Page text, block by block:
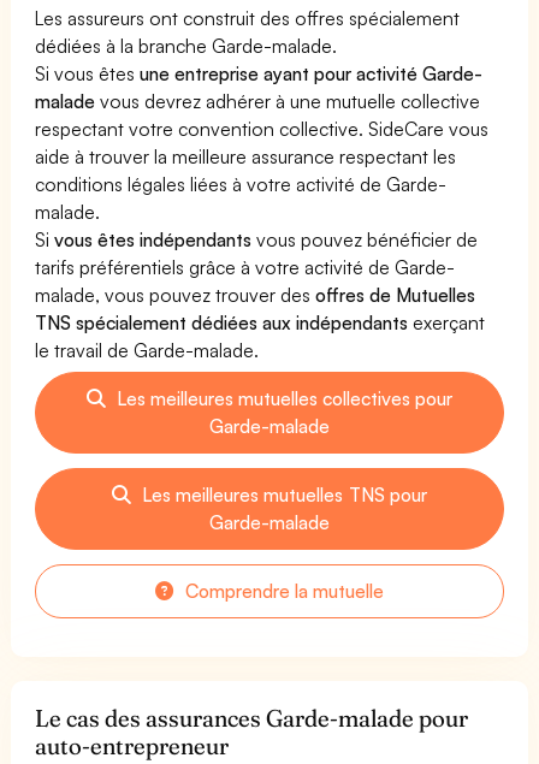
Les assureurs ont construit des offres spécialement
dédiées à la branche Garde-malade.
Si vous êtesune entreprise ayant pour activité Garde-
malade vous devrez adhérer à une mutuelle collective
respectant votre convention collective. SideCare vous
aide à trouver la meilleure assurance respectant les
conditions légales liées à votre activité de Garde-
malade.
Sivous êtes indépendants vous pouvez bénéficier de
tarifs préférentiels grâce à votre activité de Garde-
malade, vous pouvez trouver desoffres de Mutuelles
TNS spécialement dédiées aux indépendants exerçant
le travail de Garde-malade.
Les meilleures mutuelles collectives pour
Garde-malade
Les meilleures mutuelles TNS pour
Garde-malade
Comprendre la mutuelle
Le cas des assurances Garde-malade pour
auto-entrepreneur